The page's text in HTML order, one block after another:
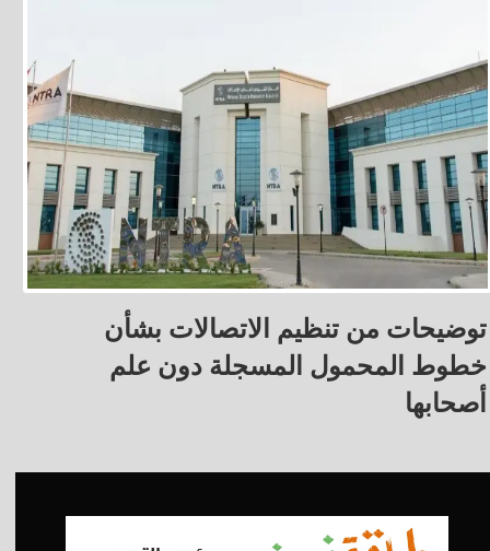
توضيحات من تنظيم الاتصالات بشأن
خطوط المحمول المسجلة دون علم
أصحابها